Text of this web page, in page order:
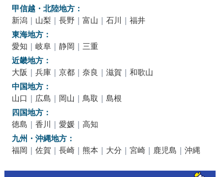
甲信越・北陸地方：
新潟 ｜ 山梨 ｜ 長野 ｜ 富山 ｜ 石川 ｜ 福井
東海地方：
愛知 ｜ 岐阜｜ 静岡 ｜ 三重
近畿地方：
大阪 ｜ 兵庫｜ 京都｜ 奈良 ｜ 滋賀 ｜ 和歌山
中国地方：
山口 ｜ 広島 ｜ 岡山 ｜ 鳥取 ｜ 島根
四国地方：
徳島 ｜ 香川 ｜ 愛媛｜ 高知
九州・沖縄地方：
福岡 ｜ 佐賀 ｜ 長崎｜ 熊本 ｜ 大分 ｜ 宮崎｜ 鹿児島 ｜ 沖縄